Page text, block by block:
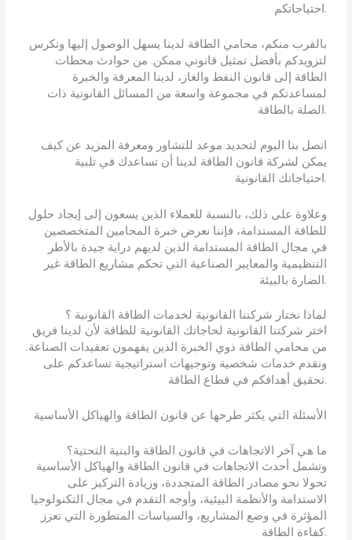
احتياجاتكم.
بالقرب منكم، محامي الطاقة لدينا يسهل الوصول إليها وتكرس
لتزويدكم بأفضل تمثيل قانوني ممكن. من حوادث محطات
الطاقة إلى قانون النفط والغاز، لدينا المعرفة والخبرة
لمساعدتكم في مجموعة واسعة من المسائل القانونية ذات
الصلة بالطاقة.
اتصل بنا اليوم لتحديد موعد للتشاور ومعرفة المزيد عن كيف
يمكن لشركة قانون الطاقة لدينا أن تساعدك في تلبية
احتياجاتك القانونية.
وعلاوة على ذلك، بالنسبة للعملاء الذين يسعون إلى إيجاد حلول
للطاقة المستدامة، فإننا نعرض خبرة المحامين المتخصصين
في مجال الطاقة المستدامة الذين لديهم دراية جيدة بالأطر
التنظيمية والمعايير الصناعية التي تحكم مشاريع الطاقة غير
الضارة بالبيئة.
لماذا نختار شركتنا القانونية لخدمات الطاقة القانونية ؟
اختر شركتنا القانونية لحاجاتك القانونية للطاقة لأن لدينا فريق
من محامي الطاقة ذوي الخبرة الذين يفهمون تعقيدات الصناعة.
ونقدم خدمات شخصية وتوجيهات استراتيجية تساعدكم على
تحقيق أهدافكم في قطاع الطاقة.
الأسئلة التي يكثر طرحها عن قانون الطاقة والهياكل الأساسية
ما هي آخر الاتجاهات في قانون الطاقة والبنية التحتية؟
وتشمل أحدث الاتجاهات في قانون الطاقة والهياكل الأساسية
تحولا نحو مصادر الطاقة المتجددة، وزيادة التركيز على
الاستدامة والأنظمة البيئية، وأوجه التقدم في مجال التكنولوجيا
المؤثرة في وضع المشاريع، والسياسات المتطورة التي تعزز
كفاءة الطاقة.